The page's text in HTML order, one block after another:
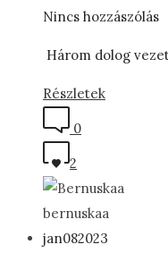
Nincs hozzászólás
Három dolog
Részletek
0
2
bernuskaa
jan082023